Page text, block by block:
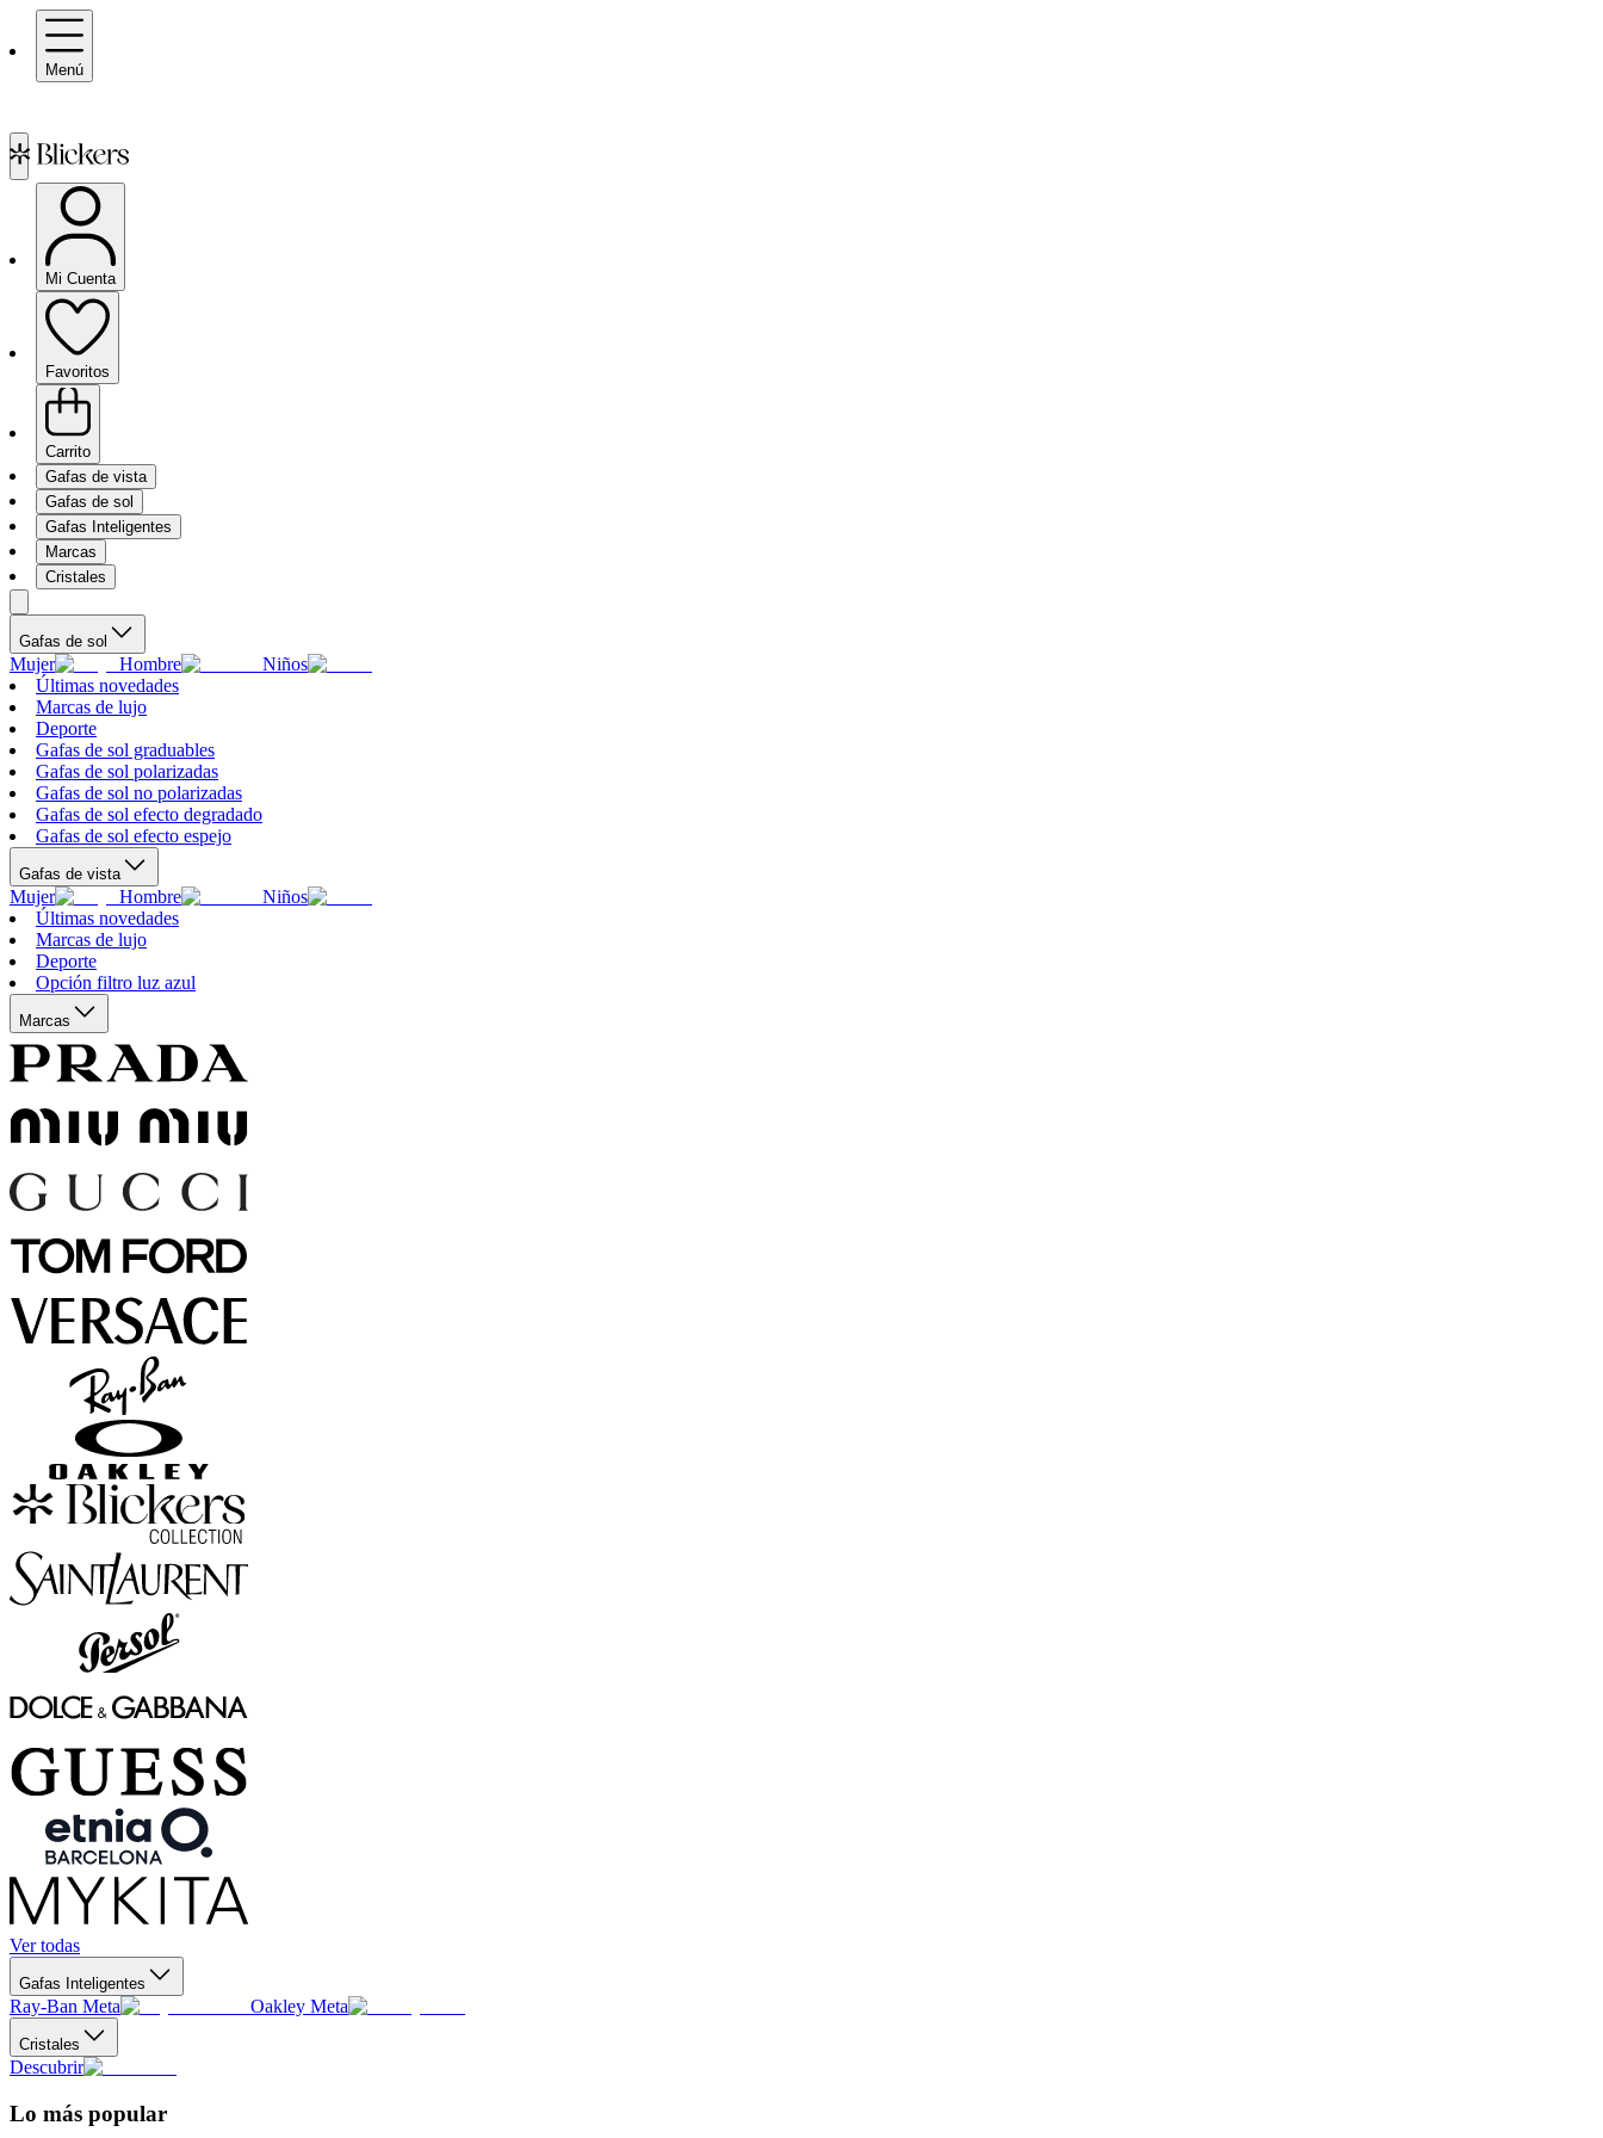
Menú
Mi Cuenta
Favoritos
Carrito
Gafas de vista
Gafas de sol
Gafas Inteligentes
Marcas
Cristales
Gafas de sol
Mujer Hombre
Niños
Últimas novedades
Marcas de lujo
Deporte
Gafas de sol graduables
Gafas de sol polarizadas
Gafas de sol no polarizadas
Gafas de sol efecto degradado
Gafas de sol efecto espejo
Gafas de vista
Mujer Hombre
Niños
Últimas novedades
Marcas de lujo
Deporte
Opción filtro luz azul
Marcas
Ver todas
Gafas Inteligentes
Ray-Ban Meta Oakley Meta
Cristales
Descubrir
Lo más popular